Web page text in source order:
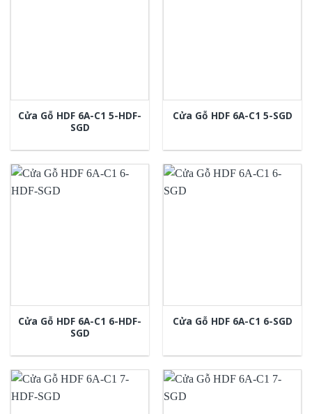
Cửa Gỗ HDF 6A-C1 5-HDF-
SGD
Cửa Gỗ HDF 6A-C1 5-SGD
Cửa Gỗ HDF 6A-C1 6-HDF-
SGD
Cửa Gỗ HDF 6A-C1 6-SGD